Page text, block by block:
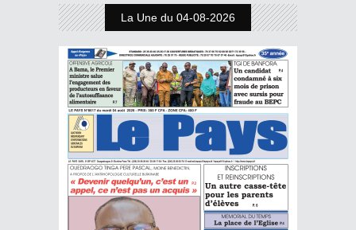
La Une du 04-08-2026